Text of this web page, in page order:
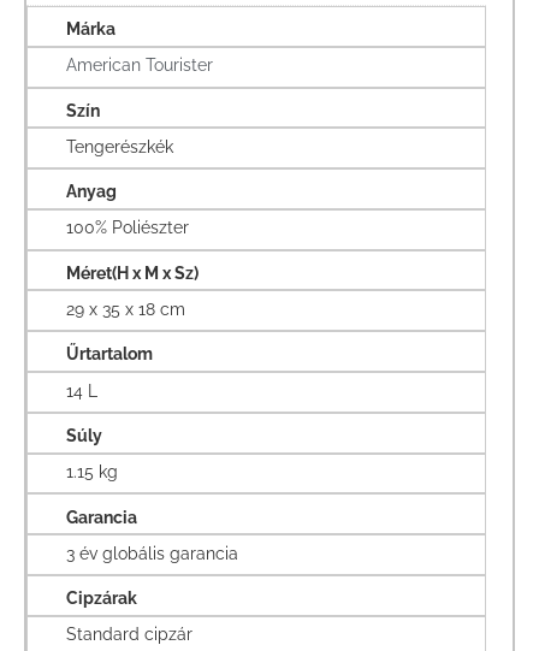
Márka
American Tourister
Szín
Tengerészkék
Anyag
100% Poliészter
Méret(H x M x Sz)
29 x 35 x 18 cm
Űrtartalom
14 L
Súly
1.15 kg
Garancia
3 év globális garancia
Cipzárak
Standard cipzár